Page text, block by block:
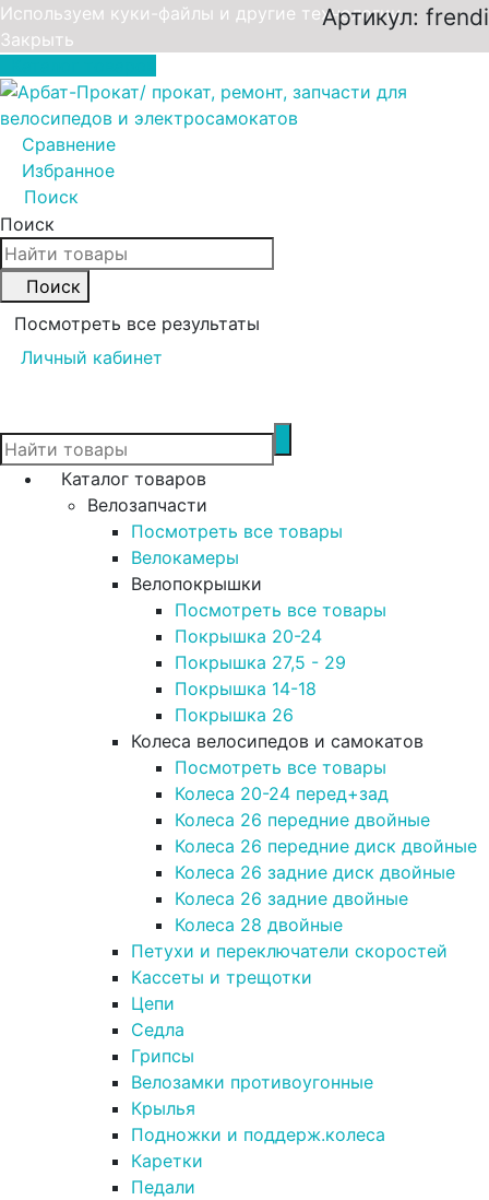
Используем куки-файлы и другие технологии
Закрыть
Сравнение
Избранное
Поиск
Поиск
Поиск
Посмотреть все результаты
Личный кабинет
Каталог товаров
Велозапчасти
Посмотреть все товары
Велокамеры
Велопокрышки
Посмотреть все товары
Покрышка 20-24
Покрышка 27,5 - 29
Покрышка 14-18
Покрышка 26
Колеса велосипедов и самокатов
Посмотреть все товары
Колеса 20-24 перед+зад
Колеса 26 передние двойные
Колеса 26 передние диск двойные
Колеса 26 задние диск двойные
Колеса 26 задние двойные
Колеса 28 двойные
Петухи и переключатели скоростей
Кассеты и трещотки
Цепи
Седла
Грипсы
Велозамки противоугонные
Крылья
Подножки и поддерж.колеса
Каретки
Педали
Артикул: frendi